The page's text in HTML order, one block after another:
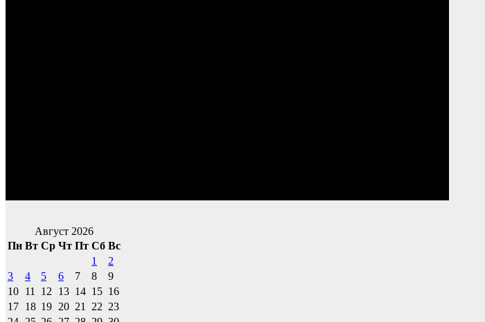
Август 2026
Пн Вт Ср Чт Пт Сб Вс
1
2
3
4 5 6 7 8
9
10 11 12 13 14 15 16
17 18 19 20 21 22 23